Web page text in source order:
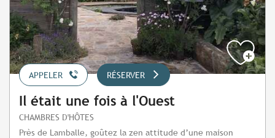
APPELER RÉSERVER
Il était une fois à l'Ouest
CHAMBRES D'HÔTES
Près de Lamballe, goûtez la zen attitude d’une maison